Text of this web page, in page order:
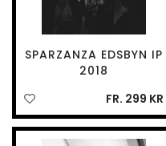
SPARZANZA EDSBYN IP
2018
FR. 299 KR